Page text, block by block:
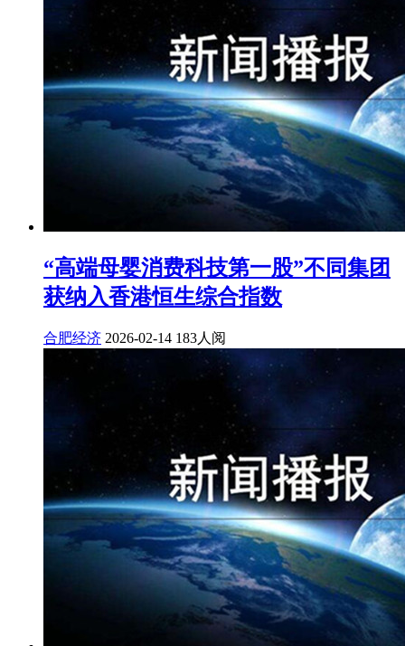
“高端母婴消费科技第一股”不同集团
获纳入香港恒生综合指数
合肥经济 2026-02-14 183人阅